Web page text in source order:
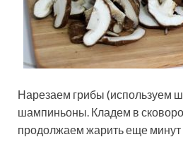
Нарезаем грибы (используем
шампиньоны. Кладем в
продолжаем жарить еще минут